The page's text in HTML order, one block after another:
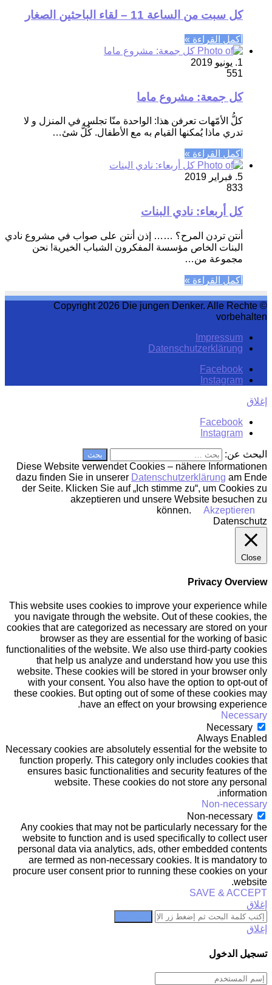
كل سبت من الساعة 11 – لقاء الباحثين الصغار
أكمل القراءة »
1. يونيو 2019
551
كل جمعة: مشروع ماما
كلُّ الأمّهات تعرفن هذا: الواحدة منّا تجلس في المنزل و لا
تدري ماذا يُمكنها القيام به مع الأطفال. كُلُّ شئ…
أكمل القراءة »
5. فبراير 2019
833
كل أربعاء: نادي البنات
أنتن تردن المرح؟ …… إذن أنتن على صواب في مشروع نادي
البنات الخاص مؤسسة المفكرون الشباب الخيرية! نحن
مجموعة من…
أكمل القراءة »
© Copyright 2026 Die jungen Denker. Alle Rechte
vorbehalten
Impressum
Datenschutzerklärung
Facebook
Instagram
إغلاق
Facebook
Instagram
البحث عن:
Diese Website verwendet Cookies – nähere Informationen
dazu finden Sie in unserer Datenschutzerklärung am Ende
der Seite. Klicken Sie auf „Ich stimme zu“, um Cookies zu
akzeptieren und unsere Website besuchen zu
können.
Akzeptieren
Datenschutz
Close
Privacy Overview
This website uses cookies to improve your experience while
you navigate through the website. Out of these cookies, the
cookies that are categorized as necessary are stored on your
browser as they are essential for the working of basic
functionalities of the website. We also use third-party cookies
that help us analyze and understand how you use this
website. These cookies will be stored in your browser only
with your consent. You also have the option to opt-out of
these cookies. But opting out of some of these cookies may
have an effect on your browsing experience.
Necessary
Necessary
Always Enabled
Necessary cookies are absolutely essential for the website to
function properly. This category only includes cookies that
ensures basic functionalities and security features of the
website. These cookies do not store any personal
information.
Non-necessary
Non-necessary
Any cookies that may not be particularly necessary for the
website to function and is used specifically to collect user
personal data via analytics, ads, other embedded contents
are termed as non-necessary cookies. It is mandatory to
procure user consent prior to running these cookies on your
website.
SAVE & ACCEPT
إغلاق
إغلاق
تسجيل الدخول